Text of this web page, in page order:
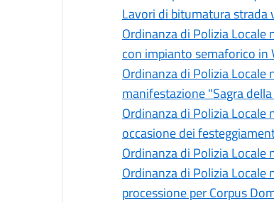
Lavori di bitumatura strada
Ordinanza di Polizia
con impianto semaforico in
Ordinanza di Polizia
manifestazione "Sagra
Ordinanza di Polizia
occasione dei
Ordinanza di Polizia
Ordinanza di Polizia
processione per Corpus